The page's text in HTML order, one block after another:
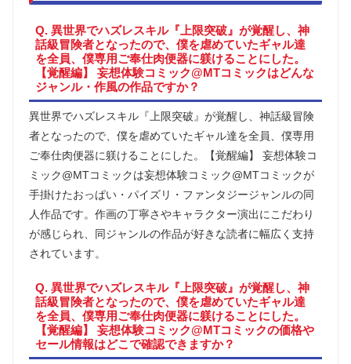
Q. 異世界でハズレスキル『上限突破』が覚醒し、神
話級冒険者となったので、僕を虐めていたギャル達
を全員、僕専用ご奉仕肉便器に躾けることにした。
【覚醒編】 妄想体験コミック@MTコミックはどんな
ジャンル・作風の作品ですか？
異世界でハズレスキル『上限突破』が覚醒し、神話級冒険
者となったので、僕を虐めていたギャル達を全員、僕専用
ご奉仕肉便器に躾けることにした。【覚醒編】 妄想体験コ
ミック@MTコミックは妄想体験コミック@MTコミックが
手掛けたおっぱい・パイズリ・ファンタジージャンルの同
人作品です。作画の丁寧さやキャラクター演出にこだわり
が感じられ、同ジャンルの作品が好きな読者に幅広く支持
されています。
Q. 異世界でハズレスキル『上限突破』が覚醒し、神
話級冒険者となったので、僕を虐めていたギャル達
を全員、僕専用ご奉仕肉便器に躾けることにした。
【覚醒編】 妄想体験コミック@MTコミックの価格や
セール情報はどこで確認できますか？